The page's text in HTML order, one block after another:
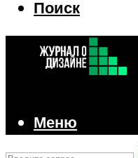
Поиск
Меню